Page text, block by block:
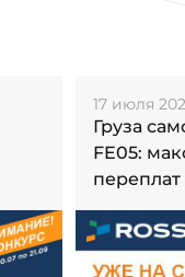
17 июля
Груза
FE05:
переплат